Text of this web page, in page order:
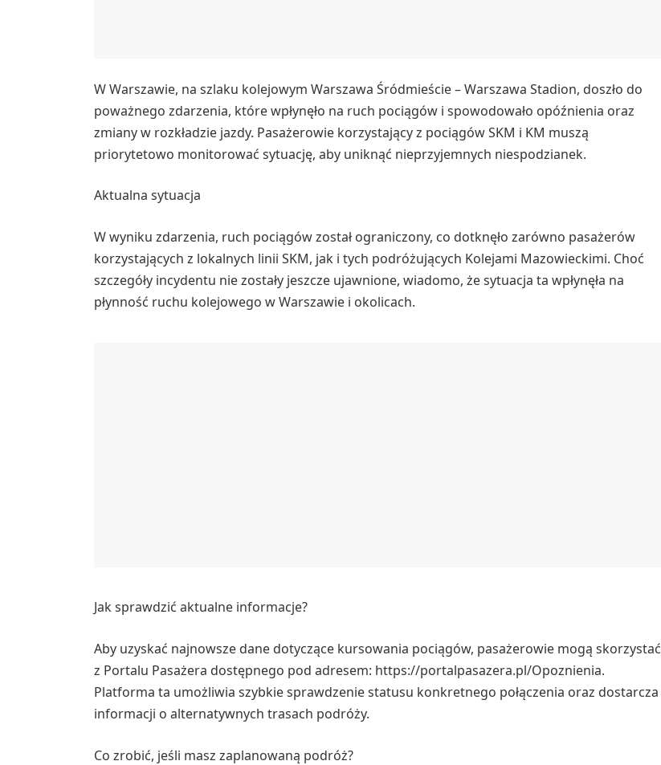
W Warszawie, na szlaku kolejowym Warszawa Śródmieście – Warszawa Stadion, doszło do
poważnego zdarzenia, które wpłynęło na ruch pociągów i spowodowało opóźnienia oraz
zmiany w rozkładzie jazdy. Pasażerowie korzystający z pociągów SKM i KM muszą
priorytetowo monitorować sytuację, aby uniknąć nieprzyjemnych niespodzianek.
Aktualna sytuacja
W wyniku zdarzenia, ruch pociągów został ograniczony, co dotknęło zarówno pasażerów
korzystających z lokalnych linii SKM, jak i tych podróżujących Kolejami Mazowieckimi. Choć
szczegóły incydentu nie zostały jeszcze ujawnione, wiadomo, że sytuacja ta wpłynęła na
płynność ruchu kolejowego w Warszawie i okolicach.
Jak sprawdzić aktualne informacje?
Aby uzyskać najnowsze dane dotyczące kursowania pociągów, pasażerowie mogą skorzystać
z Portalu Pasażera dostępnego pod adresem: https://portalpasazera.pl/Opoznienia.
Platforma ta umożliwia szybkie sprawdzenie statusu konkretnego połączenia oraz dostarcza
informacji o alternatywnych trasach podróży.
Co zrobić, jeśli masz zaplanowaną podróż?